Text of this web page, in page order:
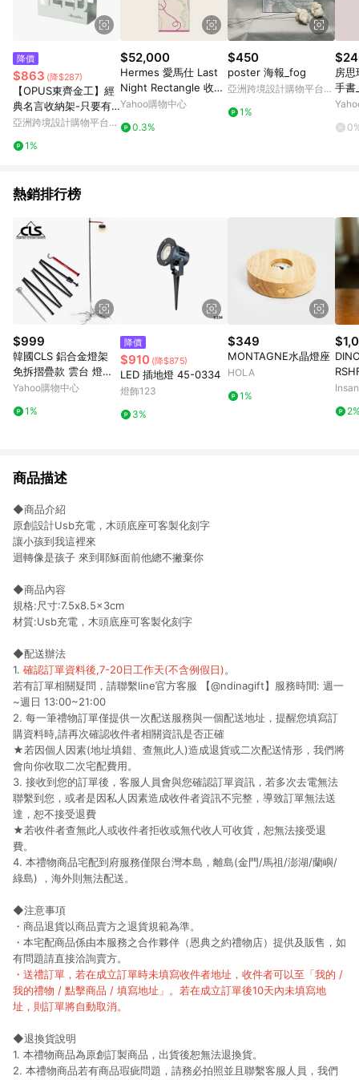
降價
$863 (降$287)
【OPUS東齊金工】經
典名言收納架-只要有
愛(白) 金屬紙巾收納架
亞洲跨境設計購物平台
1%
$52,000
Hermes 愛馬仕 Last
Night Rectangle 收音
機絲巾 米色（63*180c
Yahoo購物中心
0.3%
$450
poster 海報_fog
亞洲跨境設計購物平台
1%
房
手書
熱銷排行榜
$999
韓國CLS 鋁合金燈架
免拆摺疊款 雲台 燈架
露營 野餐
Yahoo購物中心
1%
降價
$910 (降$875)
LED 插地燈 45-0334
燈飾123
3%
$349
MONTAGNE水晶燈座
HOLA
1%
RSHFLY
營風
商品描述
◆商品介紹
原創設計Usb充電，木頭底座可客製化刻字
讓小孩到我這裡來
迴轉像是孩子 來到耶穌面前他總不撇棄你
◆商品內容
規格:尺寸:7.5x8.5x3cm
材質:Usb充電，木頭底座可客製化刻字
◆配送辦法
1. 確認訂單資料後,7-20日工作天(不含例假日)。
若有訂單相關疑問，請聯繫line官方客服 【@ndinagift】服務時間: 週一
~週日 13:00~21:00
2. 每一筆禮物訂單僅提供一次配送服務與一個配送地址，提醒您填寫訂
購資料時,請再次確認收件者相關資訊是否正確
★若因個人因素(地址填錯、查無此人)造成退貨或二次配送情形，我們將
會向你收取二次宅配費用。
3. 接收到您的訂單後，客服人員會與您確認訂單資訊，若多次去電無法
聯繫到您，或者是因私人因素造成收件者資訊不完整，導致訂單無法送
達，恕不接受退費
★若收件者查無此人或收件者拒收或無代收人可收貨，恕無法接受退
費。
4. 本禮物商品宅配到府服務僅限台灣本島，離島(金門/馬祖/澎湖/蘭嶼/
綠島) ，海外則無法配送。
◆注意事項
・商品退貨以商品賣方之退貨規範為準。
・本宅配商品係由本服務之合作夥伴（恩典之約禮物店）提供及販售，如
有問題請直接洽詢賣方。
・送禮訂單，若在成立訂單時未填寫收件者地址，收件者可以至「我的 /
我的禮物 / 點擊商品 / 填寫地址」。若在成立訂單後10天內未填寫地
址，則訂單將自動取消。
◆退換貨說明
1. 本禮物商品為原創訂製商品，出貨後恕無法退換貨。
2. 本禮物商品若有商品瑕疵問題，請務必拍照並且聯繫客服人員，我們